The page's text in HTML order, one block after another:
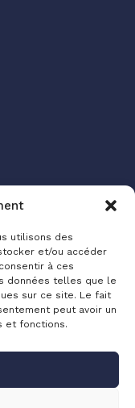
utilisons des
et/ou accéder
à ces
données telles que le
sur ce site. Le fait
peut avoir un
et fonctions.